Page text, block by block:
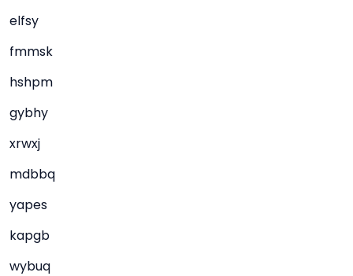
elfsy
fmmsk
hshpm
gybhy
xrwxj
mdbbq
yapes
kapgb
wybuq